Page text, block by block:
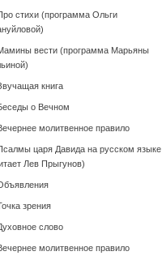
стихи (программа Ольги
вести (программа Марьяны
книга
о Вечном
молитвенное правило
царя Давида на русском языке
Лев Прыгунов)
зрения
слово
молитвенное правило